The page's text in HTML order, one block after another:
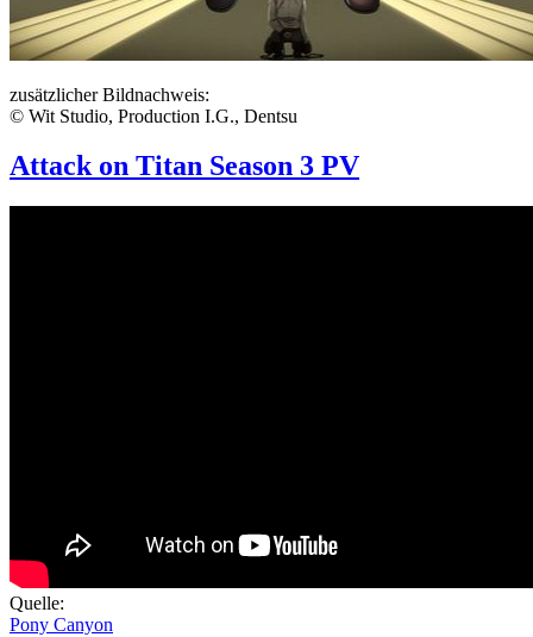
zusätzlicher Bildnachweis:
© Wit Studio, Production I.G., Dentsu
Attack on Titan Season 3 PV
Quelle:
Pony Canyon